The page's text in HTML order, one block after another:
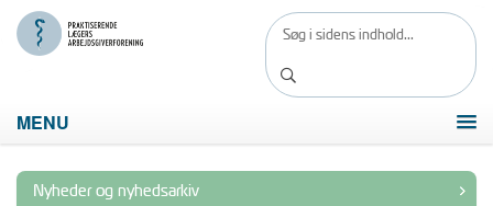
MENU
Nyheder og nyhedsarkiv